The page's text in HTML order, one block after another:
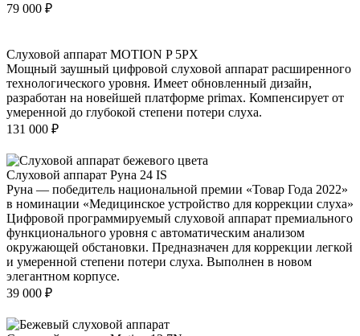
79 000 ₽
Слуховой аппарат MOTION P 5PX
Мощный заушный цифровой слуховой аппарат расширенного
технологического уровня. Имеет обновленный дизайн,
разработан на новейшей платформе primax. Компенсирует от
умеренной до глубокой степени потери слуха.
131 000 ₽
Слуховой аппарат Руна 24 IS
Руна — победитель национальной премии «Товар Года 2022»
в номинации «Медицинское устройство для коррекции слуха»
Цифровой программируемый слуховой аппарат премиального
функционального уровня с автоматическим анализом
окружающей обстановки. Предназначен для коррекции легкой
и умеренной степени потери слуха. Выполнен в новом
элегантном корпусе.
39 000 ₽